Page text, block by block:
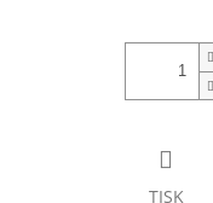
TISK